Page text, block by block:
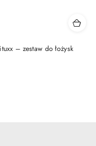
– zestaw do łożysk